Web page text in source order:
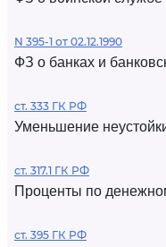
N 395-1 от 02.12.1990
ФЗ о банках и
ст. 333 ГК РФ
Уменьшение
ст. 317.1 ГК РФ
Проценты по
ст. 395 ГК РФ